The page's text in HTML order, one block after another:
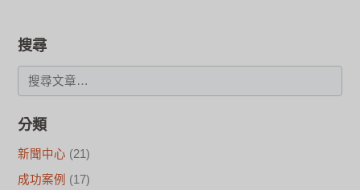
搜尋
分類
新聞中心 (21)
成功案例 (17)